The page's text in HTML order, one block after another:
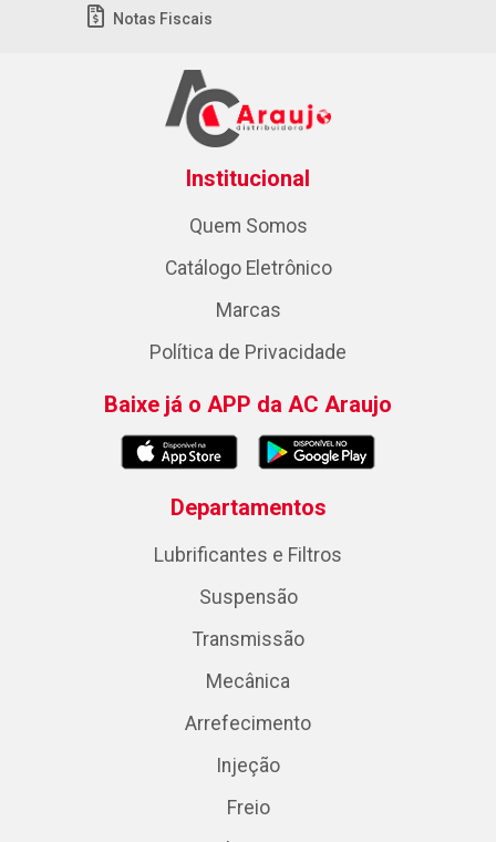
Notas Fiscais
Institucional
Quem Somos
Catálogo Eletrônico
Marcas
Política de Privacidade
Baixe já o APP da AC Araujo
Departamentos
Lubrificantes e Filtros
Suspensão
Transmissão
Mecânica
Arrefecimento
Injeção
Freio